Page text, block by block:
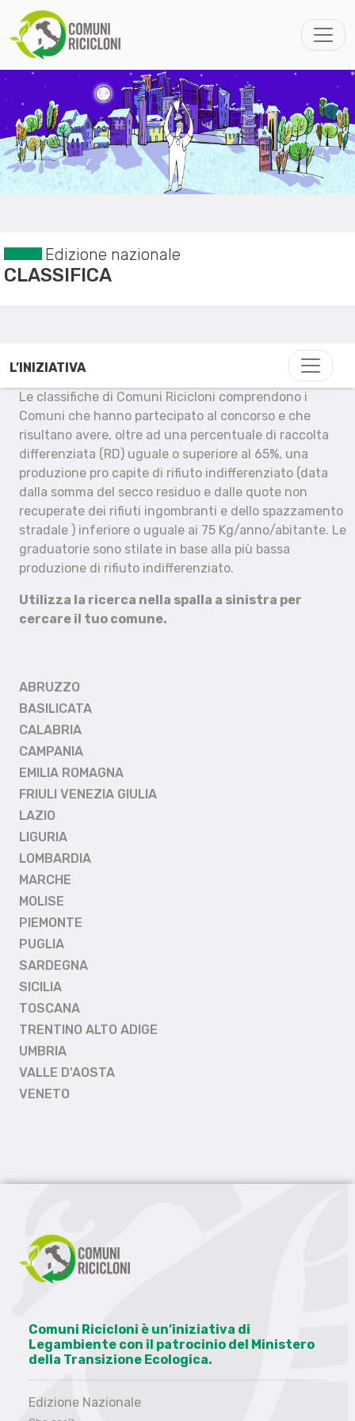
Edizione nazionale
CLASSIFICA
L’INIZIATIVA
Le classifiche di Comuni Ricicloni comprendono i
Comuni che hanno partecipato al concorso e che
risultano avere, oltre ad una percentuale di raccolta
differenziata (RD) uguale o superiore al 65%, una
produzione pro capite di rifiuto indifferenziato (data
dalla somma del secco residuo e dalle quote non
recuperate dei rifiuti ingombranti e dello spazzamento
stradale ) inferiore o uguale ai 75 Kg/anno/abitante. Le
graduatorie sono stilate in base alla più bassa
produzione di rifiuto indifferenziato.
Utilizza la ricerca nella spalla a sinistra per
cercare il tuo comune.
ABRUZZO
BASILICATA
CALABRIA
CAMPANIA
EMILIA ROMAGNA
FRIULI VENEZIA GIULIA
LAZIO
LIGURIA
LOMBARDIA
MARCHE
MOLISE
PIEMONTE
PUGLIA
SARDEGNA
SICILIA
TOSCANA
TRENTINO ALTO ADIGE
UMBRIA
VALLE D'AOSTA
VENETO
Comuni Ricicloni è un’iniziativa di
Legambiente con il patrocinio del Ministero
della Transizione Ecologica.
Edizione Nazionale